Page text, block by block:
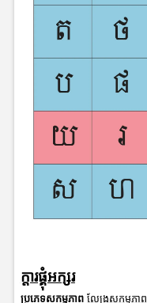
ក្តារផ្គុំអក្សរ
ប្រភេទសកម្មភាព ល្បែងសកម្មភាព